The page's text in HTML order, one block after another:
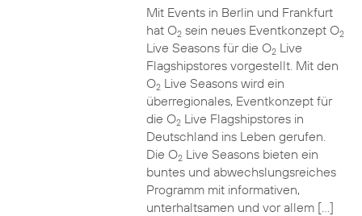
Mit Events in Berlin und Frankfurt
hat O2sein neues Eventkonzept O2
Live Seasons für die O2Live
Flagshipstores vorgestellt. Mit den
O2Live Seasons wird ein
überregionales, Eventkonzept für
die O2Live Flagshipstores in
Deutschland ins Leben gerufen.
Die O2Live Seasons bieten ein
buntes und abwechslungsreiches
Programm mit informativen,
unterhaltsamen und vor allem […]